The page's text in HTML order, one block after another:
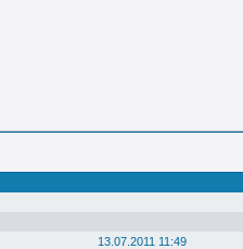
13.07.2011 11:49